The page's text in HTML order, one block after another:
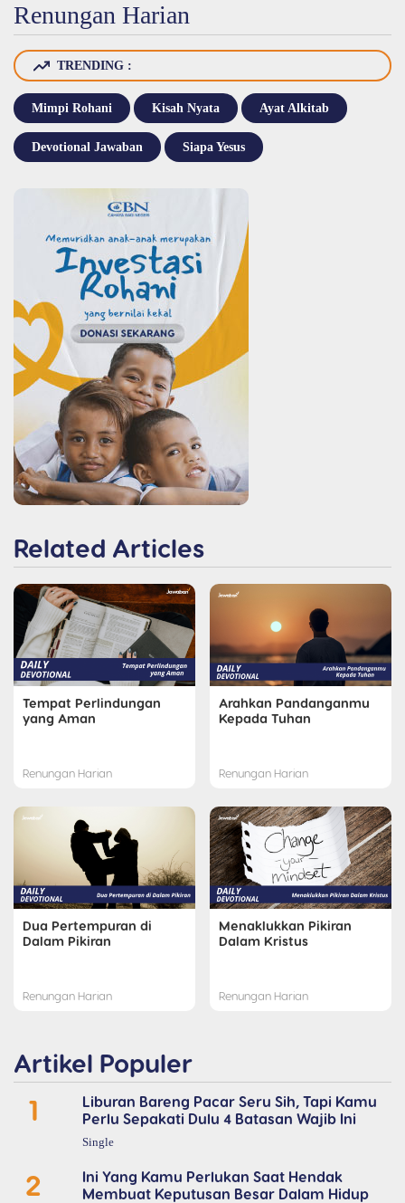
Renungan Harian
TRENDING :
Mimpi Rohani Kisah Nyata Ayat Alkitab
Devotional Jawaban Siapa Yesus
Related Articles
Tempat Perlindungan
yang Aman
Renungan Harian
Arahkan Pandanganmu
Kepada Tuhan
Renungan Harian
Dua Pertempuran di
Dalam Pikiran
Renungan Harian
Menaklukkan Pikiran
Dalam Kristus
Renungan Harian
Artikel Populer
1
Liburan Bareng Pacar Seru Sih, Tapi Kamu
Perlu Sepakati Dulu 4 Batasan Wajib Ini
Single
2
Ini Yang Kamu Perlukan Saat Hendak
Membuat Keputusan Besar Dalam Hidup